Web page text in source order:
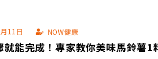
11日 NOW健康
就能完成！專家教你美味馬鈴薯1